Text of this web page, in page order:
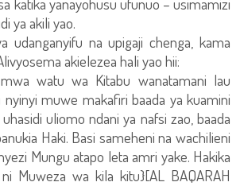
ya akili yao.
udanganyifu na upigaji chenga, kama
akielezea hali yao hii:
watu wa Kitabu wanatamani lau
muwe makafiri baada ya kuamini
uliomo ndani ya nafsi zao, baada
Haki. Basi sameheni na wachilieni
Mungu atapo leta amri yake. Hakika
Muweza wa kila kitu}[AL BAQARAH